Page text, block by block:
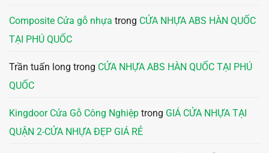
Composite Cửa gỗ nhựa trong CỬA NHỰA ABS HÀN QUỐC
TẠI PHÚ QUỐC
Trần tuấn long trong CỬA NHỰA ABS HÀN QUỐC TẠI PHÚ
QUỐC
Kingdoor Cửa Gỗ Công Nghiệp trong GIÁ CỬA NHỰA TẠI
QUẬN 2-CỬA NHỰA ĐẸP GIÁ RẺ